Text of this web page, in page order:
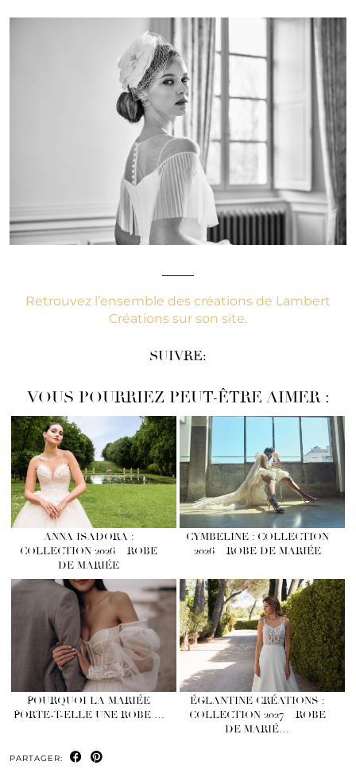
Retrouvez l’ensemble des créations de Lambert
Créations sur son site.
SUIVRE:
VOUS POURRIEZ PEUT-ÊTRE AIMER :
ANNA ISADORA :
COLLECTION 2026 – ROBE
DE MARIÉE
CYMBELINE : COLLECTION
2026 – ROBE DE MARIÉE
POURQUOI LA MARIÉE
PORTE-T-ELLE UNE ROBE …
ÉGLANTINE CRÉATIONS :
COLLECTION 2027 – ROBE
DE MARIÉ…
PARTAGER: